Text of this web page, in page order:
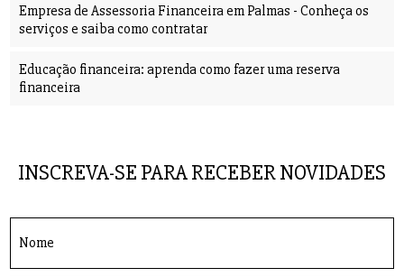
Empresa de Assessoria Financeira em Palmas - Conheça os
serviços e saiba como contratar
Educação financeira: aprenda como fazer uma reserva
financeira
INSCREVA-SE PARA RECEBER NOVIDADES